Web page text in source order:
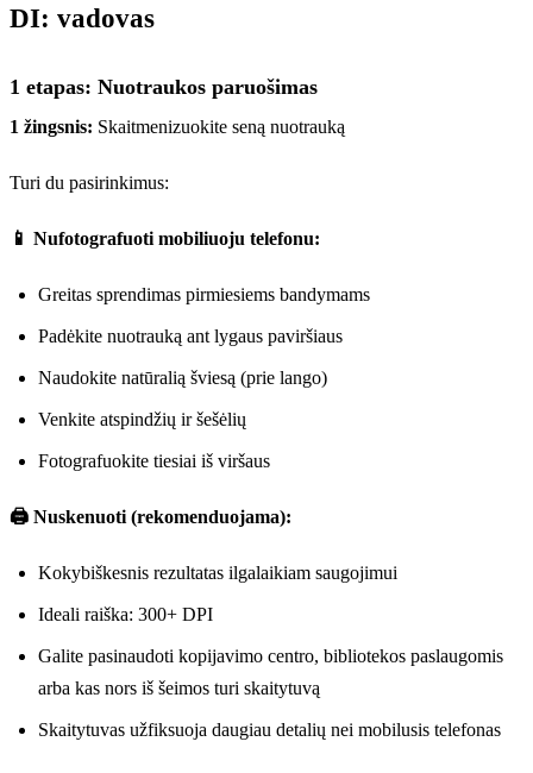
DI: vadovas
1 etapas: Nuotraukos paruošimas
1 žingsnis: Skaitmenizuokite seną nuotrauką
Turi du pasirinkimus:
📱 Nufotografuoti mobiliuoju telefonu:
Greitas sprendimas pirmiesiems bandymams
Padėkite nuotrauką ant lygaus paviršiaus
Naudokite natūralią šviesą (prie lango)
Venkite atspindžių ir šešėlių
Fotografuokite tiesiai iš viršaus
🖨️ Nuskenuoti (rekomenduojama):
Kokybiškesnis rezultatas ilgalaikiam saugojimui
Ideali raiška: 300+ DPI
Galite pasinaudoti kopijavimo centro, bibliotekos paslaugomis
arba kas nors iš šeimos turi skaitytuvą
Skaitytuvas užfiksuoja daugiau detalių nei mobilusis telefonas